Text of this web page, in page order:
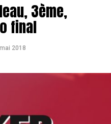
3ème,
final
2018